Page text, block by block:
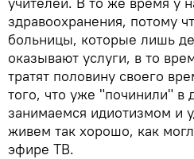
здравоохранения, потому
больницы, которые лишь
оказывают услуги, в то
тратят половину своего
того, что уже "починили"
занимаемся идиотизмом и
живем так хорошо, как
эфире ТВ.